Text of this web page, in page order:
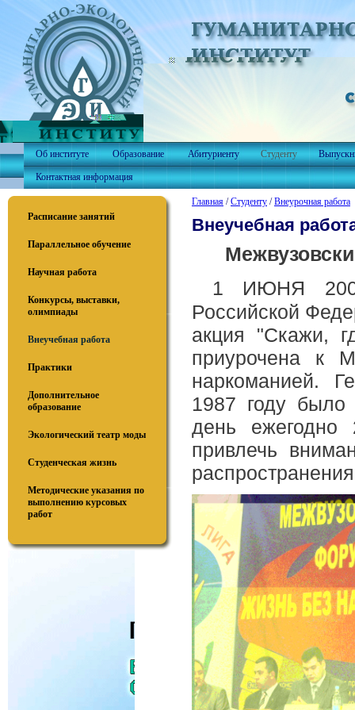
Об институте Образование Абитуриенту Студенту
Контактная информация
Расписание занятий
Параллельное обучение
Научная работа
Конкурсы, выставки,
олимпиады
Внеучебная работа
Практики
Дополнительное
образование
Экологический театр моды
Студенческая жизнь
Методические указания по
выполнению курсовых
работ
Главная /Студенту /Внеурочная работа
Внеучебная
1 ИЮНЯ
Российской
акция "Скажи,
приурочена к
наркоманией.
1987 году было
день
привлечь